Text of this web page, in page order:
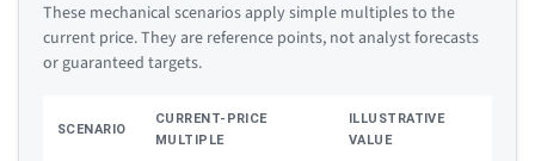
These mechanical scenarios apply simple multiples to the
current price. They are reference points, not analyst forecasts
or guaranteed targets.
SCENARIO
CURRENT-PRICE
MULTIPLE
ILLUSTRATIVE
VALUE